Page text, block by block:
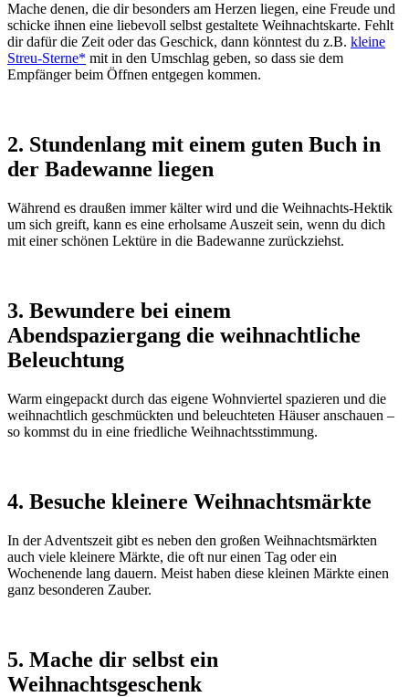
Mache denen, die dir besonders am Herzen liegen, eine Freude und
schicke ihnen eine liebevoll selbst gestaltete Weihnachtskarte. Fehlt
dir dafür die Zeit oder das Geschick, dann könntest du z.B. kleine
Streu-Sterne* mit in den Umschlag geben, so dass sie dem
Empfänger beim Öffnen entgegen kommen.
2. Stundenlang mit einem guten Buch in
der Badewanne liegen
Während es draußen immer kälter wird und die Weihnachts-Hektik
um sich greift, kann es eine erholsame Auszeit sein, wenn du dich
mit einer schönen Lektüre in die Badewanne zurückziehst.
3. Bewundere bei einem
Abendspaziergang die weihnachtliche
Beleuchtung
Warm eingepackt durch das eigene Wohnviertel spazieren und die
weihnachtlich geschmückten und beleuchteten Häuser anschauen –
so kommst du in eine friedliche Weihnachtsstimmung.
4. Besuche kleinere Weihnachtsmärkte
In der Adventszeit gibt es neben den großen Weihnachtsmärkten
auch viele kleinere Märkte, die oft nur einen Tag oder ein
Wochenende lang dauern. Meist haben diese kleinen Märkte einen
ganz besonderen Zauber.
5. Mache dir selbst ein
Weihnachtsgeschenk